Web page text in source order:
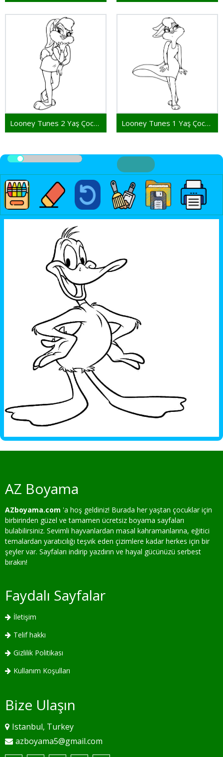
Looney Tunes 2 Yaş Çocuklar İçin Looney Tunes 1 Yaş Çocuklar İçin
AZ Boyama
AZboyama.com 'a hoş geldiniz! Burada her yaştan çocuklar için
birbirinden güzel ve tamamen ücretsiz boyama sayfaları
bulabilirsiniz. Sevimli hayvanlardan masal kahramanlarına, eğitici
temalardan yaratıcılığı teşvik eden çizimlere kadar herkes için bir
şeyler var. Sayfaları indirip yazdırın ve hayal gücünüzü serbest
bırakın!
Faydalı Sayfalar
İletişim
Telif hakkı
Gizlilik Politikası
Kullanım Koşulları
Bize Ulaşın
Istanbul, Turkey
azboyama5@gmail.com